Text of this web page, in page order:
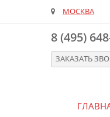
МОСКВА
8 (495)
ЗАКАЗАТЬ